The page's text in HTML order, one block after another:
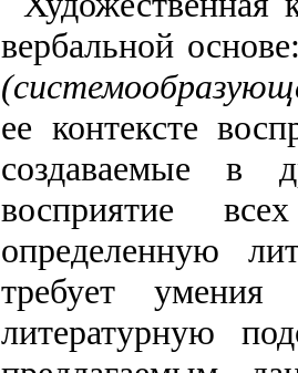
вербальной
ее контексте
создаваемые в
восприятие
определенную
требует умения
литературную